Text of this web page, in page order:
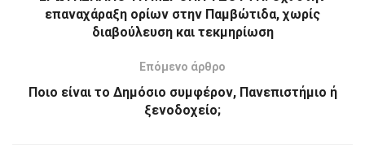
επαναχάραξη ορίων στην Παμβώτιδα, χωρίς
διαβούλευση και τεκμηρίωση
Επόμενο άρθρο
Ποιο είναι το Δημόσιο συμφέρον, Πανεπιστήμιο ή
ξενοδοχείο;